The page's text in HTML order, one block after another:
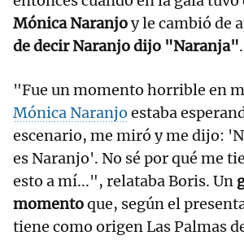
Mónica Naranjoy le cambió de
de decir Naranjo dijo "Naranja".
"Fue un momento horrible en
Mónica Naranjo estaba
escenario, me miró y me dijo:
es Naranjo'. No sé por qué me
esto a mí...", relataba Boris. Un
momentoque, según el
tiene como origen Las Palmas